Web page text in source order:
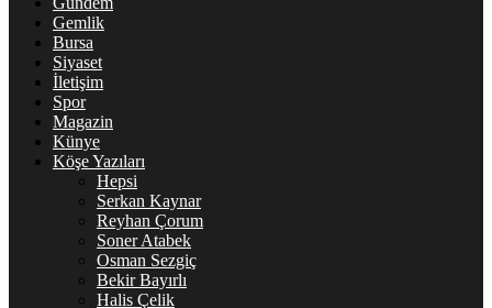
Gemlik
Bursa
Siyaset
İletişim
Spor
Magazin
Künye
Köşe Yazıları
Hepsi
Serkan Kaynar
Reyhan Çorum
Soner Atabek
Osman Sezgiç
Bekir Bayırlı
Halis Çelik